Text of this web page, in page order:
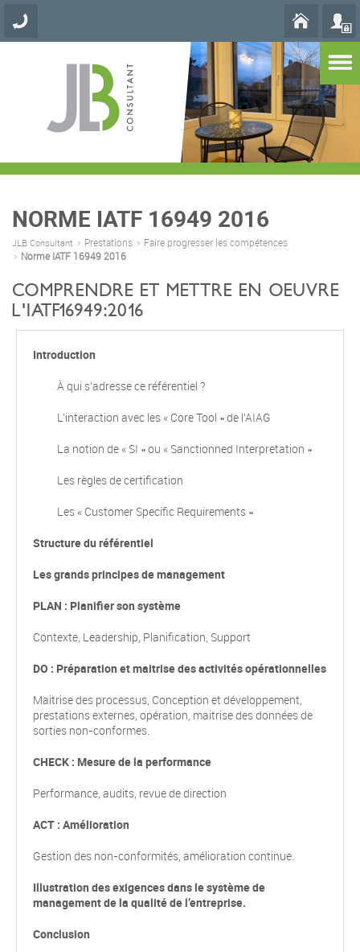
NORME IATF 16949 2016
JLB Consultant Prestations
Faire progresser les compétences
Norme IATF 16949 2016
COMPRENDRE ET METTRE EN OEUVRE
L'IATF16949:2016
Introduction
À qui s’adresse ce référentiel ?
L’interaction avec les « Core Tool » de l’AIAG
La notion de « SI » ou « Sanctionned Interpretation »
Les règles de certification
Les « Customer Specific Requirements »
Structure du référentiel
Les grands principes de management
PLAN : Planifier son système
Contexte, Leadership, Planification, Support
DO : Préparation et maitrise des activités opérationnelles
Maitrise des processus, Conception et développement,
prestations externes, opération, maitrise des données de
sorties non-conformes.
CHECK : Mesure de la performance
Performance, audits, revue de direction
ACT : Amélioration
Gestion des non-conformités, amélioration continue.
Illustration des exigences dans le système de
management de la qualité de l’entreprise.
Conclusion